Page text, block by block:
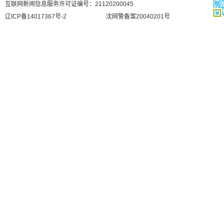
互联网新闻信息服务许可证编号：21120200045
辽ICP备14017367号-2
沈网警备案20040201号